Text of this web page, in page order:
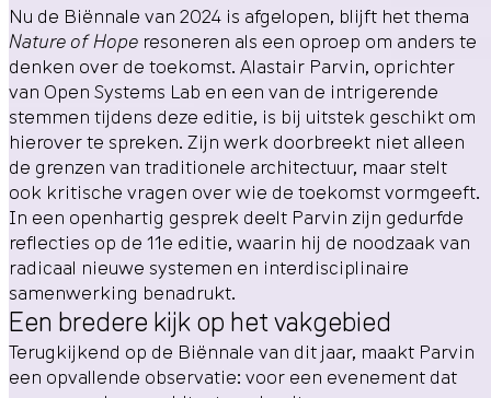
Nu de Biënnale van 2024 is afgelopen, blijft het thema
Nature of Hope resoneren als een oproep om anders te
denken over de toekomst. Alastair Parvin, oprichter
van Open Systems Lab en een van de intrigerende
stemmen tijdens deze editie, is bij uitstek geschikt om
hierover te spreken. Zijn werk doorbreekt niet alleen
de grenzen van traditionele architectuur, maar stelt
ook kritische vragen over wie de toekomst vormgeeft.
In een openhartig gesprek deelt Parvin zijn gedurfde
reflecties op de 11e editie, waarin hij de noodzaak van
radicaal nieuwe systemen en interdisciplinaire
samenwerking benadrukt.
Een bredere kijk op het vakgebied
Terugkijkend op de Biënnale van dit jaar, maakt Parvin
een opvallende observatie: voor een evenement dat